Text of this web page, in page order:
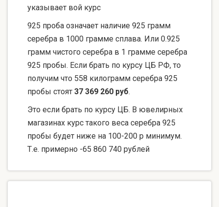
указывает вой курс
925 проба означает наличие 925 грамм
серебра в 1000 грамме сплава. Или 0.925
грамм чистого серебра в 1 грамме серебра
925 пробы. Если брать по курсу ЦБ РФ, то
получим что 558 килограмм серебра 925
пробы стоят 37 369 260 руб.
Это если брать по курсу ЦБ. В ювелирных
магазинах курс такого веса серебра 925
пробы будет ниже на 100-200 р минимум.
Т.е. примерно -65 860 740 рублей